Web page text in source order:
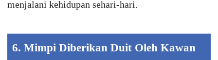
menjalani kehidupan sehari-hari.
6. Mimpi Diberikan Duit Oleh Kawan